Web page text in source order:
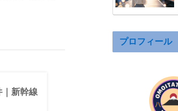
新幹線
プロフィール